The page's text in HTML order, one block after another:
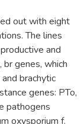
out with eight
The lines
and
genes, which
brachytic
genes: PTo,
pathogens
oxysporium f.